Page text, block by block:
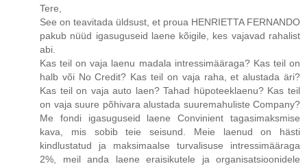
Tere,
See on teavitada üldsust, et proua HENRIETTA FERNANDO
pakub nüüd igasuguseid laene kõigile, kes vajavad rahalist
abi.
Kas teil on vaja laenu madala intressimääraga? Kas teil on
halb või No Credit? Kas teil on vaja raha, et alustada äri?
Kas teil on vaja auto laen? Tahad hüpoteeklaenu? Kas teil
on vaja suure põhivara alustada suuremahuliste Company?
Me fondi igasuguseid laene Convinient tagasimaksmise
kava, mis sobib teie seisund. Meie laenud on hästi
kindlustatud ja maksimaalse turvalisuse intressimääraga
2%, meil anda laene eraisikutele ja organisatsioonidele